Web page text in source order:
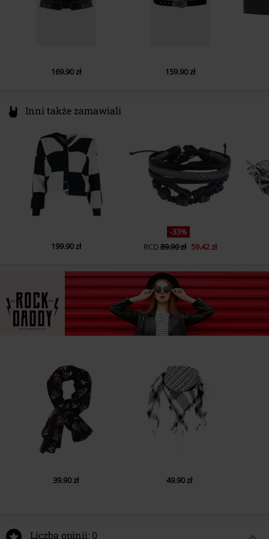
169.90 zł 159.90 zł
Inni także zamawiali
199.90 zł
-33%
RCD89.90 zł 59.42 zł
39.90 zł 49.90 zł
Liczba opinii: 0